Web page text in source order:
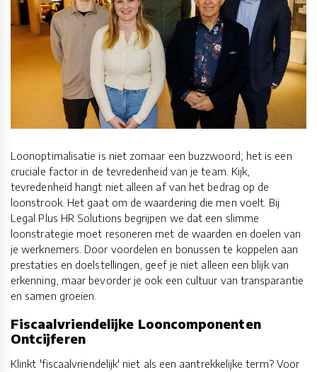
Loonoptimalisatie is niet zomaar een buzzwoord; het is een
cruciale factor in de tevredenheid van je team. Kijk,
tevredenheid hangt niet alleen af van het bedrag op de
loonstrook. Het gaat om de waardering die men voelt. Bij
Legal Plus HR Solutions begrijpen we dat een slimme
loonstrategie moet resoneren met de waarden en doelen van
je werknemers. Door voordelen en bonussen te koppelen aan
prestaties en doelstellingen, geef je niet alleen een blijk van
erkenning, maar bevorder je ook een cultuur van transparantie
en samen groeien.
Fiscaalvriendelijke Looncomponenten
Ontcijferen
Klinkt 'fiscaalvriendelijk' niet als een aantrekkelijke term? Voor